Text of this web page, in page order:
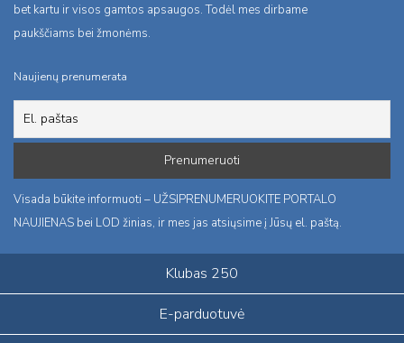
bet kartu ir visos gamtos apsaugos. Todėl mes dirbame
paukščiams bei žmonėms.
Naujienų prenumerata
Visada būkite informuoti – UŽSIPRENUMERUOKITE PORTALO
NAUJIENAS bei LOD žinias, ir mes jas atsiųsime į Jūsų el. paštą.
Klubas 250
E-parduotuvė